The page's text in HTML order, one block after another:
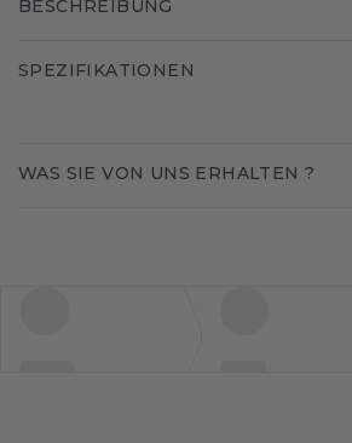
BESCHREIBUNG
SPEZIFIKATIONEN
WAS SIE VON UNS ERHALTEN ?